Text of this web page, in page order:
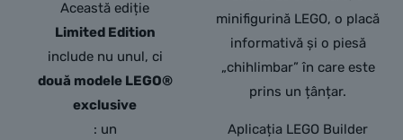
Această ediție
Limited Edition
include nu unul, ci
două modele LEGO®
exclusive
: un
minifigurină LEGO, o placă
informativă și o piesă
„chihlimbar” în care este
prins un țânțar.
Aplicația LEGO Builder